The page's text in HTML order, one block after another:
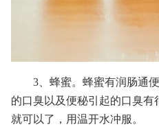
3、蜂蜜。蜂蜜有润肠通
的口臭以及便秘引起的口臭
就可以了，用温开水冲服。